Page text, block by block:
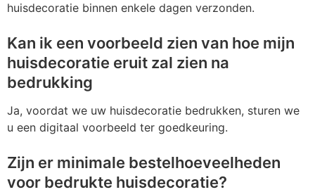
huisdecoratie binnen enkele dagen verzonden.
Kan ik een voorbeeld zien van hoe mijn
huisdecoratie eruit zal zien na
bedrukking
Ja, voordat we uw huisdecoratie bedrukken, sturen we
u een digitaal voorbeeld ter goedkeuring.
Zijn er minimale bestelhoeveelheden
voor bedrukte huisdecoratie?